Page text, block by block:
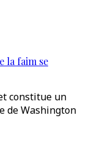
la faim se
constitue un
de Washington